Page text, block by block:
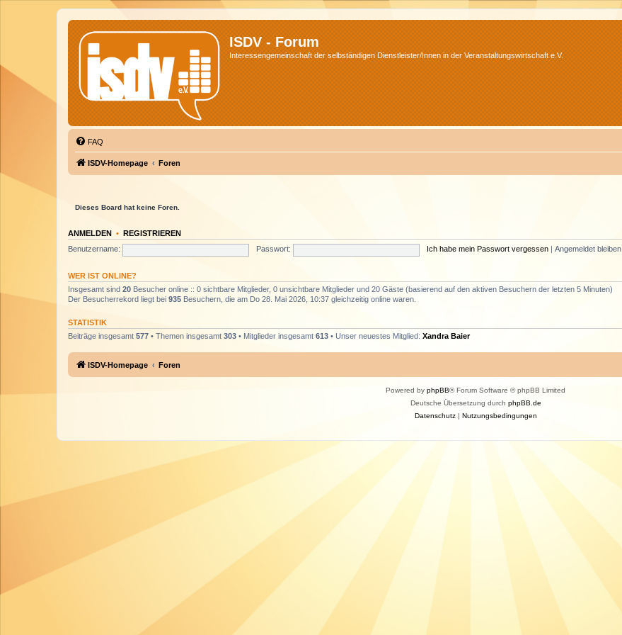
ISDV - Forum
Interessengemeinschaft der selbständigen Dienstleister/Innen in der Veranstaltungswirtschaft e.V.
FAQ
ISDV-Homepage Foren
Dieses Board hat keine Foren.
ANMELDEN • REGISTRIEREN
Benutzername:
Passwort: Ich habe mein Passwort vergessen Angemeldet bleiben
WER IST ONLINE?
Insgesamt sind 20 Besucher online :: 0 sichtbare Mitglieder, 0 unsichtbare Mitglieder und 20 Gäste (basierend auf den aktiven Besuchern der letzten 5 Minuten)
Der Besucherrekord liegt bei 935 Besuchern, die am Do 28. Mai 2026, 10:37 gleichzeitig online waren.
STATISTIK
Beiträge insgesamt 577 • Themen insgesamt 303 • Mitglieder insgesamt 613 • Unser neuestes Mitglied: Xandra Baier
ISDV-Homepage Foren
Powered by phpBB® Forum Software © phpBB Limited
Deutsche Übersetzung durch phpBB.de
Datenschutz| Nutzungsbedingungen